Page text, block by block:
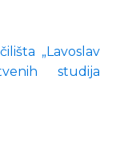
„Lavoslav
studija